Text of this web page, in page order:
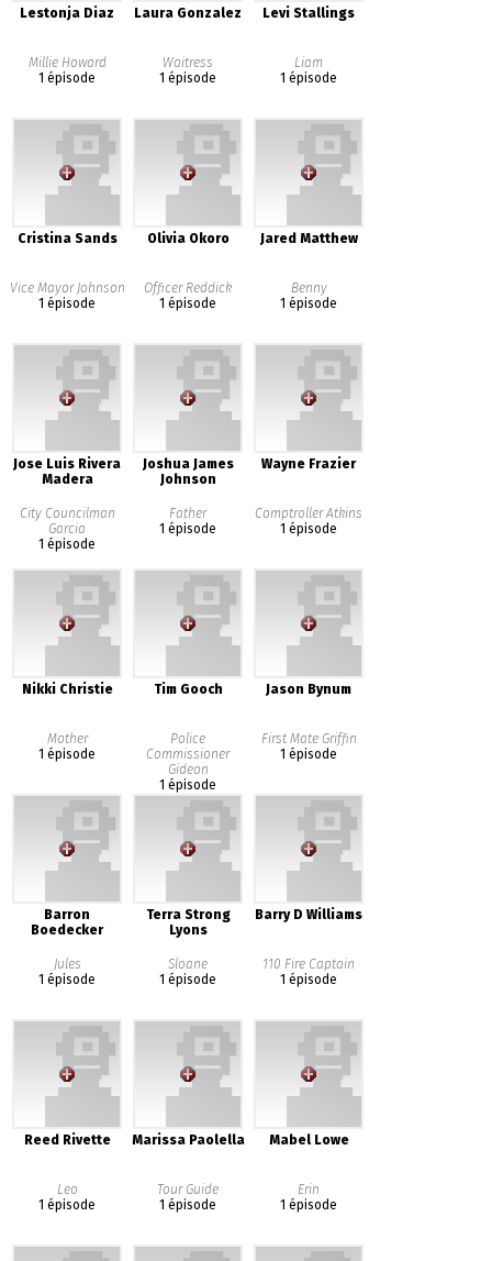
Lestonja Diaz
Millie Howard
1 épisode
Laura Gonzalez
Waitress
1 épisode
Levi Stallings
Liam
1 épisode
Cristina Sands
Vice Mayor Johnson
1 épisode
Olivia Okoro
Officer Reddick
1 épisode
Jared Matthew
Benny
1 épisode
Jose Luis Rivera
Madera
City Councilman
Garcia
1 épisode
Joshua James
Johnson
Father
1 épisode
Wayne Frazier
Comptroller Atkins
1 épisode
Nikki Christie
Mother
1 épisode
Tim Gooch
Police
Commissioner
Gideon
1 épisode
Jason Bynum
First Mate Griffin
1 épisode
Barron
Boedecker
Jules
1 épisode
Terra Strong
Lyons
Sloane
1 épisode
Barry D Williams
110 Fire Captain
1 épisode
Reed Rivette
Leo
1 épisode
Marissa Paolella
Tour Guide
1 épisode
Mabel Lowe
Erin
1 épisode